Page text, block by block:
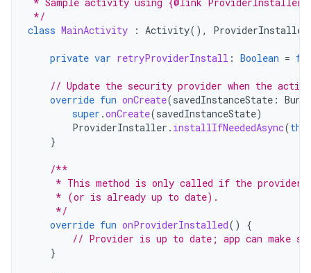
*/
class MainActivity : Activity(), ProviderInstaller
private var retryProviderInstall : Boolean =
// Update the security provider when the
override fun onCreate(savedInstanceState :
super .onCreate(savedInstanceState)
ProviderInstaller . installIfNeededAsync(
}
/**
* This method is only called if the provider
     * (or is already up to date).
     */
override fun onProviderInstalled()
{
// Provider is up to date; app can make
}